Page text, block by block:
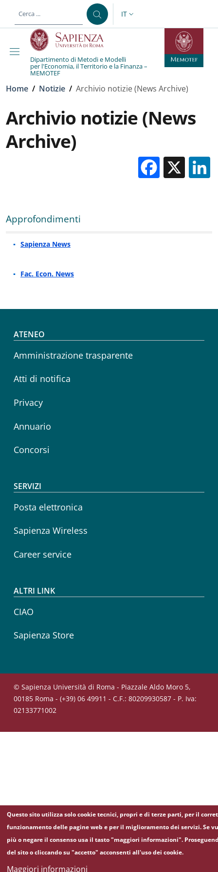
al contenuto principale
SELETTORE LINGUA:
IT
Dipartimento di Metodi e Modelli
per l'Economia, il Territorio e la Finanza –
MEMOTEF
Briciole di pane
Home / Notizie / Archivio notizie (News Archive)
Archivio notizie (News
Archive)
X
Approfondimenti
Sapienza News
Fac. Econ. News
Footer menu
ATENEO
Amministrazione trasparente
Atti di notifica
Privacy
Annuario
Concorsi
SERVIZI
Posta elettronica
Sapienza Wireless
Career service
ALTRI LINK
CIAO
Sapienza Store
© Sapienza Università di Roma - Piazzale Aldo Moro 5,
00185 Roma - (+39) 06 49911 - C.F.: 80209930587 - P. Iva:
02133771002
Questo sito utilizza solo cookie tecnici, propri e di terze parti, per il
funzionamento delle pagine web e per il miglioramento dei servizi. Se
più o negare il consenso usa il tasto "maggiori informazioni".
del sito o cliccando su "accetto" acconsenti all'uso dei cookie.
Maggiori informazioni